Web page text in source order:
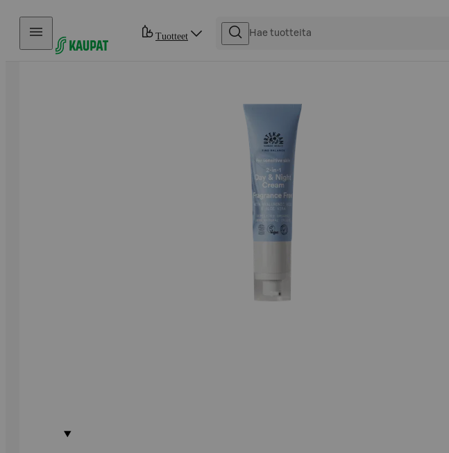
Hyppää sisältöön
Tuotteet